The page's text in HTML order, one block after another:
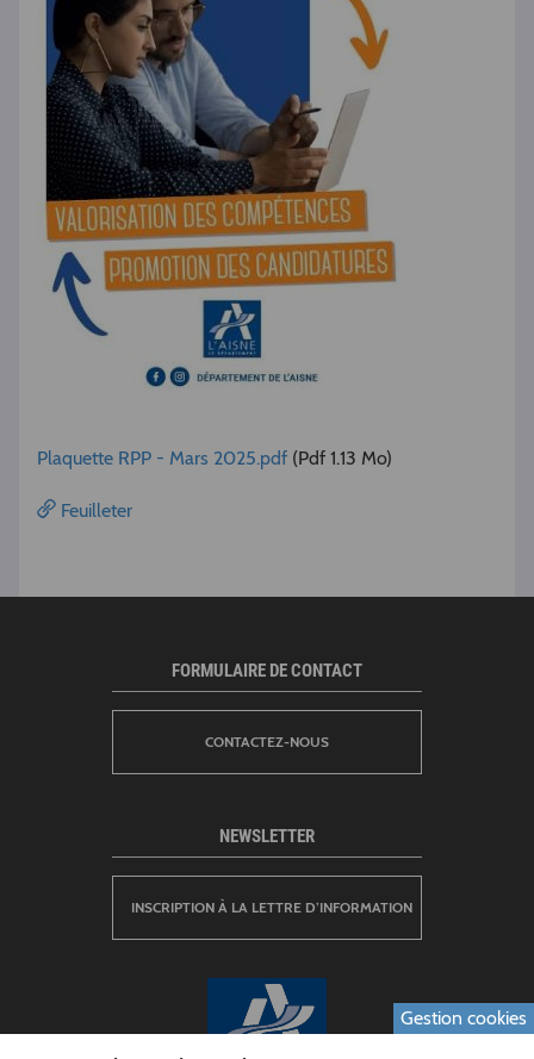
Plaquette RPP - Mars 2025.pdf (Pdf 1.13 Mo)
Feuilleter
FORMULAIRE DE CONTACT
CONTACTEZ-NOUS
NEWSLETTER
INSCRIPTION À LA LETTRE D’INFORMATION
Gestion cookies